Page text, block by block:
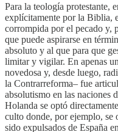
Para la teología protestante,
explícitamente por la Biblia,
corrompida por el pecado y,
que puede aspirarse en
absoluto y al que para que
limitar y vigilar. En apenas
novedosa y, desde luego,
la Contrarreforma– fue
absolutismo en las naciones
Holanda se optó
culto donde, por ejemplo, se
sido expulsados de España